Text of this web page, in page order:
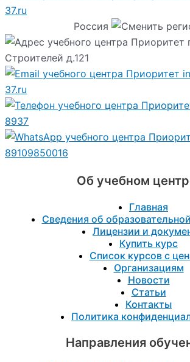
37.ru
Россия
Строителей д.121
37.ru
8937
89109850016
Об учебном
Главная
Сведения об
Лицензии и
Купить курс
Список курсов с
Организациям
Новости
Статьи
Контакты
Политика
Направления